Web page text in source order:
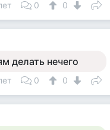
0 0
делать нечего
0 0